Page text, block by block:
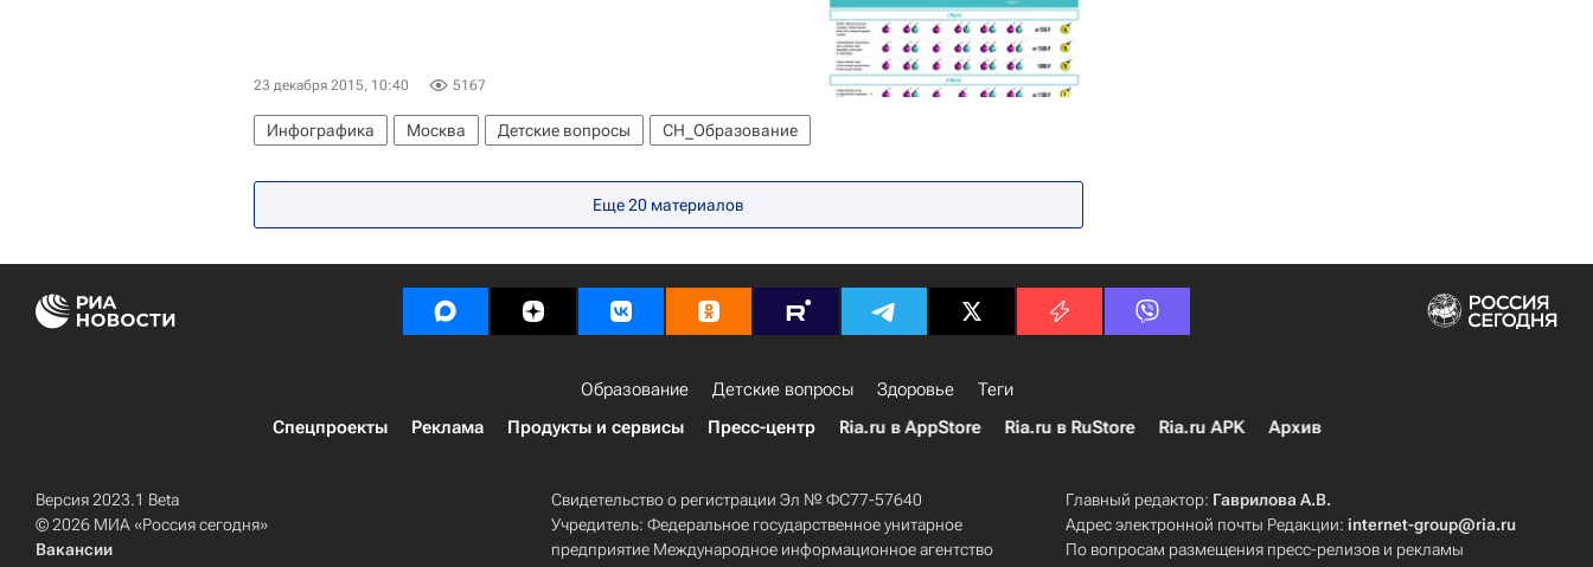
23 декабря 2015, 10:40 5167
Инфографика Москва Детские вопросы СН_Образование
Еще 20 материалов
Образование Детские вопросы Здоровье
Теги
Спецпроекты
Реклама Продукты и сервисы Пресс-центр Ria.ru в AppStore Ria.ru в RuStore Ria.ru APK Архив
Версия 2023.1 Beta
© 2026 МИА «Россия сегодня»
Вакансии
Свидетельство о регистрации Эл № ФС77-57640
Учредитель: Федеральное государственное унитарное
предприятие Международное информационное агентство
Главный редактор: Гаврилова А.В.
Адрес электронной почты Редакции:internet-group@ria.ru
По вопросам размещения пресс-релизов и рекламы